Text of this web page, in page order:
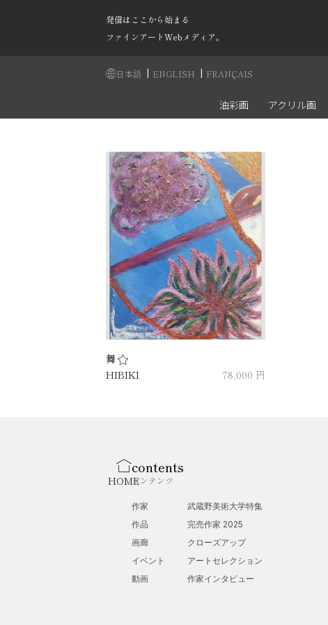
発信はここから始まる
ファインアートWebメディア。
日本語 | ENGLISH | FRANÇAIS
油彩画 アクリル画
舞
HIBIKI
78,000 円
HOME
contents
コンテンツ
作家
作品
画廊
イベント
動画
武蔵野美術大学特集
完売作家 2025
クローズアップ
アートセレクション
作家インタビュー